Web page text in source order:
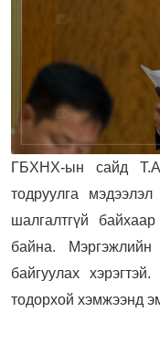
ГБХНХ-ын сайд
тодруулга
шалгалтгүй
байна. Мэргэжлийн
байгуулах
тодорхой хэмжээнд